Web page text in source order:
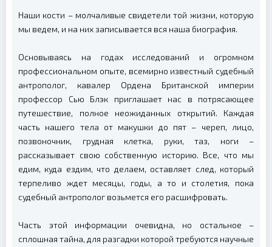
Наши кости – молчаливые свидетели той жизни, которую
мы ведем, и на них записывается вся наша биография.
Основываясь на годах исследований и огромном
профессиональном опыте, всемирно известный судебный
антрополог, кавалер Ордена Британской империи
профессор Сью Блэк приглашает нас в потрясающее
путешествие, полное неожиданных открытий. Каждая
часть нашего тела от макушки до пят – череп, лицо,
позвоночник, грудная клетка, руки, таз, ноги –
рассказывает свою собственную историю. Все, что мы
едим, куда ездим, что делаем, оставляет след, который
терпеливо ждет месяцы, годы, а то и столетия, пока
судебный антрополог возьмется его расшифровать.
Часть этой информации очевидна, но остальное –
сплошная тайна, для разгадки которой требуются научные